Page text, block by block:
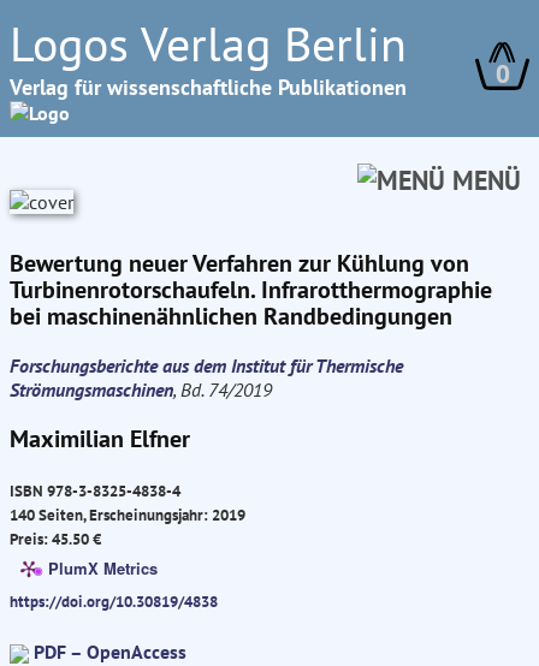
Logos Verlag Berlin
Verlag für wissenschaftliche Publikationen 0
MENÜ
Bewertung neuer Verfahren zur Kühlung von
Turbinenrotorschaufeln. Infrarotthermographie
bei maschinenähnlichen Randbedingungen
Forschungsberichte aus dem Institut für Thermische
Strömungsmaschinen, Bd. 74/2019
Maximilian Elfner
ISBN 978-3-8325-4838-4
140 Seiten, Erscheinungsjahr: 2019
Preis: 45.50 €
PlumX Metrics
https://doi.org/10.30819/4838
PDF – OpenAccess